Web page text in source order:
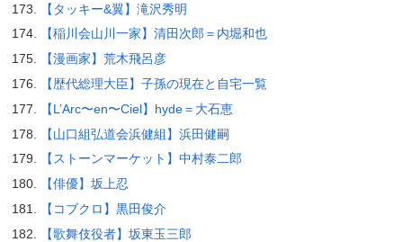
【タッキー&翼】滝沢秀明
【稲川会山川一家】清田次郎＝内堀和也
【漫画家】荒木飛呂彦
【歴代総理大臣】子孫の現在と自宅一覧
【L’Arc〜en〜Ciel】hyde＝大石恵
【山口組弘道会浜健組】浜田健嗣
【ストーンマーケット】中村泰二郎
【俳優】坂上忍
【コブクロ】黒田俊介
【歌舞伎役者】坂東玉三郎